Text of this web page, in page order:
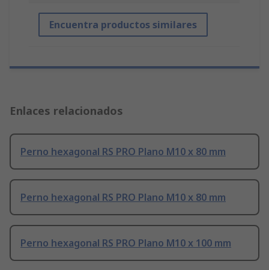
Encuentra productos similares
Enlaces relacionados
Perno hexagonal RS PRO Plano M10 x 80 mm
Perno hexagonal RS PRO Plano M10 x 80 mm
Perno hexagonal RS PRO Plano M10 x 100 mm